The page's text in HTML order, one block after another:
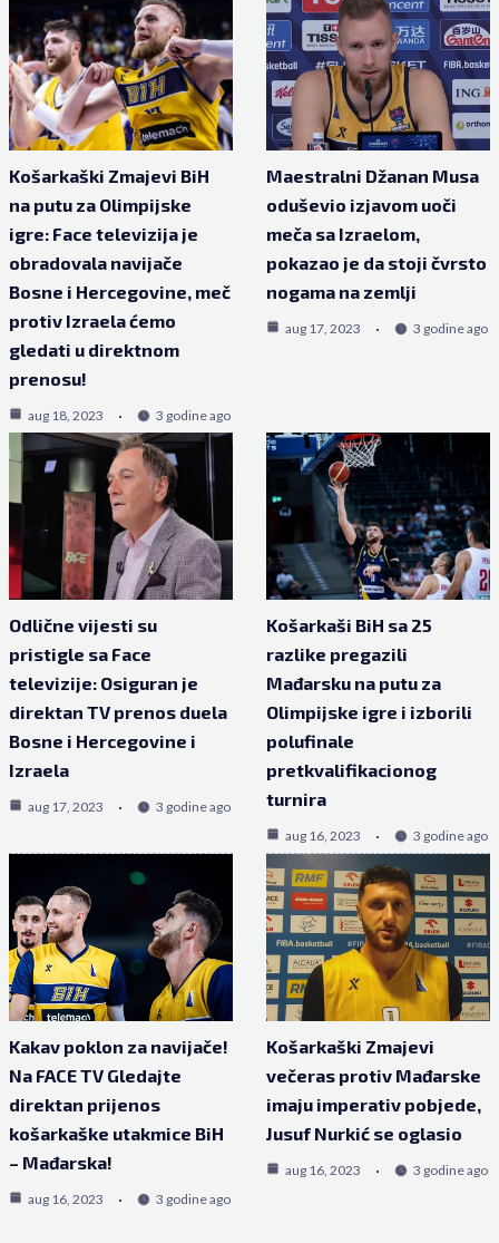
Košarkaški Zmajevi BiH
na putu za Olimpijske
igre: Face televizija je
obradovala navijače
Bosne i Hercegovine, meč
protiv Izraela ćemo
gledati u direktnom
prenosu!
aug 18, 2023 3 godine ago
Maestralni Džanan Musa
oduševio izjavom uoči
meča sa Izraelom,
pokazao je da stoji čvrsto
nogama na zemlji
aug 17, 2023 3 godine ago
Odlične vijesti su
pristigle sa Face
televizije: Osiguran je
direktan TV prenos duela
Bosne i Hercegovine i
Izraela
aug 17, 2023 3 godine ago
Košarkaši BiH sa 25
razlike pregazili
Mađarsku na putu za
Olimpijske igre i izborili
polufinale
pretkvalifikacionog
turnira
aug 16, 2023 3 godine ago
Kakav poklon za navijače!
Na FACE TV Gledajte
direktan prijenos
košarkaške utakmice BiH
– Mađarska!
aug 16, 2023 3 godine ago
Košarkaški Zmajevi
večeras protiv Mađarske
imaju imperativ pobjede,
Jusuf Nurkić se oglasio
aug 16, 2023 3 godine ago